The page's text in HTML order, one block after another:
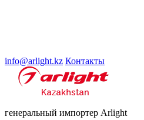
info@arlight.kz Контакты
генеральный импортер Arlight